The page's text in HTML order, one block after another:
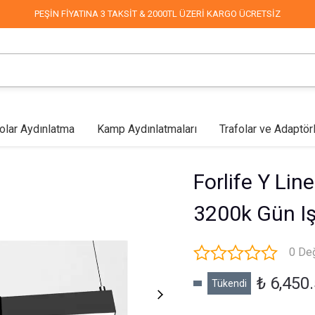
PEŞİN FİYATINA 3 TAKSİT & 2000TL ÜZERİ KARGO ÜCRETSİZ
Aydınlatma Kamp Aydınlatmaları Trafolar ve
Forlife Y
3200k Gün
0
Tükendi ₺